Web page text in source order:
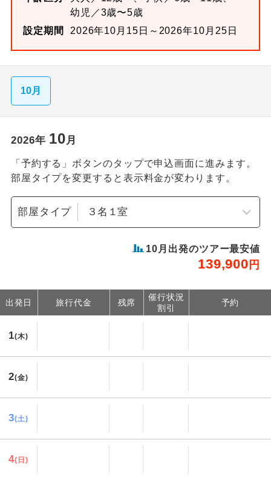
幼児／3歳〜5歳
設定期間
2026年10月15日～2026年10月25日
10月
2026年 10 月
「予約する」ボタンのタップで申込画面に進みます。
部屋タイプを変更すると表示料金が変わります。
部屋タイプ
10 月出発のツアー最安値
139,900 円
出発日 旅行代金 残席
催行状況
割引
予約
1(木)
2(金)
3(土)
4(日)